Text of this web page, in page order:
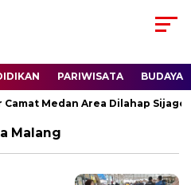
PARIWISATA BUDAYA
Camat Medan Area Dilahap Sijago
Malang